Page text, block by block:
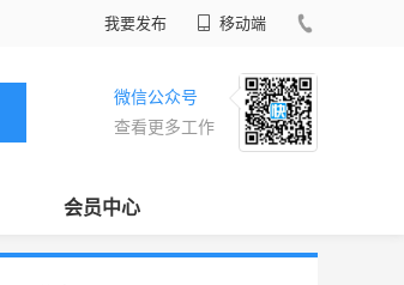
我要发布 移动端
微信公众号
查看更多工作
会员中心